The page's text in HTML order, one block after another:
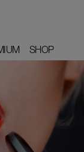
SHOP
SHOP